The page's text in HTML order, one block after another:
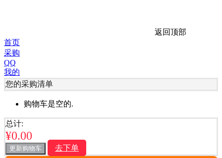
返回顶部
首页
采购
QQ
我的
您的采购清单
购物车是空的.
总计:
¥0.00
更新购物车
去下单